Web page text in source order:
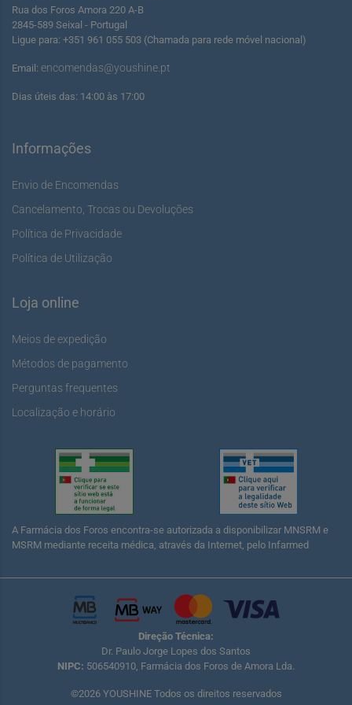
Rua dos Foros Amora 220 A-B
2845-589 Seixal - Portugal
Ligue para: +351 961 055 503 (Chamada para rede móvel nacional)
Email: encomendas@youshine.pt
Dias úteis das: 14:00 às 17:00
Informações
Envio de Encomendas
Cancelamento, Trocas ou Devoluções
Política de Privacidade
Política de Utilização
Loja online
Meios de expedição
Métodos de pagamento
Perguntas frequentes
Localização e horário
A Farmácia dos Foros encontra-se autorizada a disponibilizar MNSRM e
MSRM mediante receita médica, através da Internet, pelo Infarmed
Direção Técnica:
Dr. Paulo Jorge Lopes dos Santos
NIPC: 506540910, Farmácia dos Foros de Amora Lda.
©2026 YOUSHINE Todos os direitos reservados